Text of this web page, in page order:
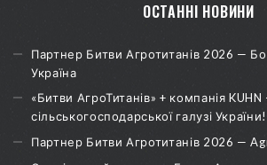
ОСТАННІ НОВИНИ
Партнер Битви Агротитанів 2026 —
Україна
«Битви АгроТитанів» + компанія
сільськогосподарської галузі України!
Партнер Битви Агротитанів 2026 —